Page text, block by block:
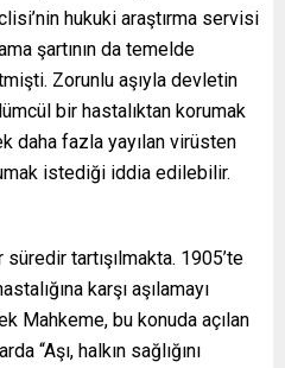
hukuki araştırma servisi
şartının da temelde
Zorunlu aşıyla devletin
bir hastalıktan korumak
daha fazla yayılan virüsten
istediği iddia edilebilir.
süredir tartışılmakta. 1905’te
karşı aşılamayı
Mahkeme, bu konuda açılan
“Aşı, halkın sağlığını